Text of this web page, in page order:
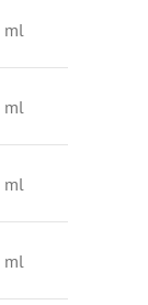
ml
ml
ml
ml